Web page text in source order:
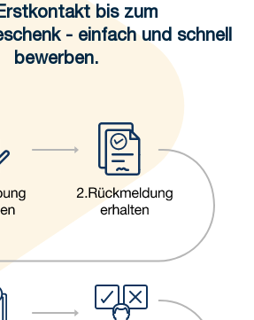
bis zum
- einfach und schnell
bewerben.